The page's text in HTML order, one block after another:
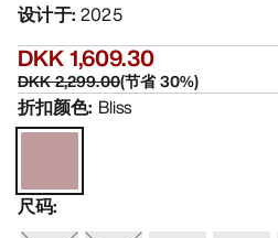
设计于: 2025
DKK 1,609.30
DKK 2,299.00(节省30%)
折扣颜色: Bliss
尺码: